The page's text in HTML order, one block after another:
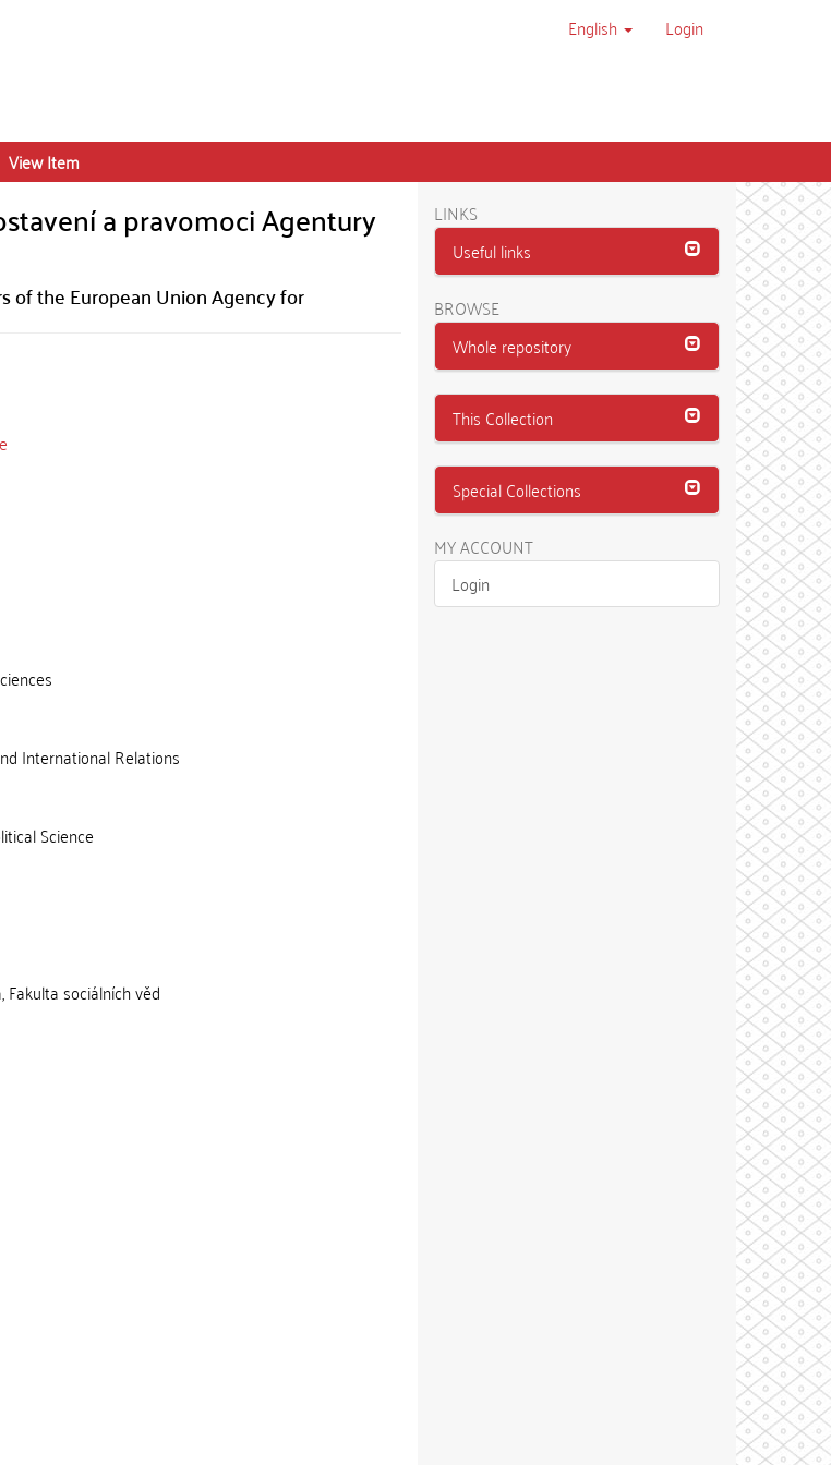
English Login
View Item
a pravomoci Agentury
of the European Union Agency for
International Relations
Science
Fakulta sociálních věd
LINKS
Useful links
BROWSE
Whole repository
This Collection
Special Collections
MY ACCOUNT
Login